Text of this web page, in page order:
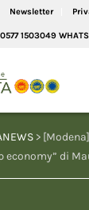
Newsletter
1503049
>
economy” di